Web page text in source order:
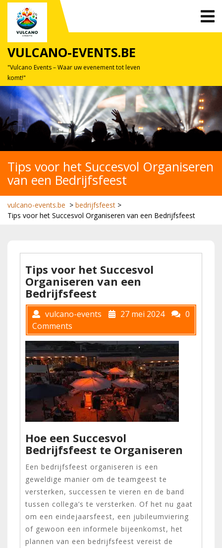
Skip
content
VULCANO-EVENTS.BE
"Vulcano Events – Waar uw evenement tot leven
komt!"
Tips voor het Succesvol Organiseren
van een Bedrijfsfeest
vulcano-events.be > bedrijfsfeest >
Tips voor het Succesvol Organiseren van een Bedrijfsfeest
Tips voor het Succesvol
Organiseren van een
Bedrijfsfeest
vulcano-events 27 mei 2024
0
Comments
Hoe een Succesvol
Bedrijfsfeest te Organiseren
Een bedrijfsfeest organiseren is een
geweldige manier om de teamgeest te
versterken, successen te vieren en de band
tussen collega’s te versterken. Of het nu gaat
om een eindejaarsfeest, een jubileumviering
of gewoon een informele bijeenkomst, het
plannen van een bedrijfsfeest vereist de